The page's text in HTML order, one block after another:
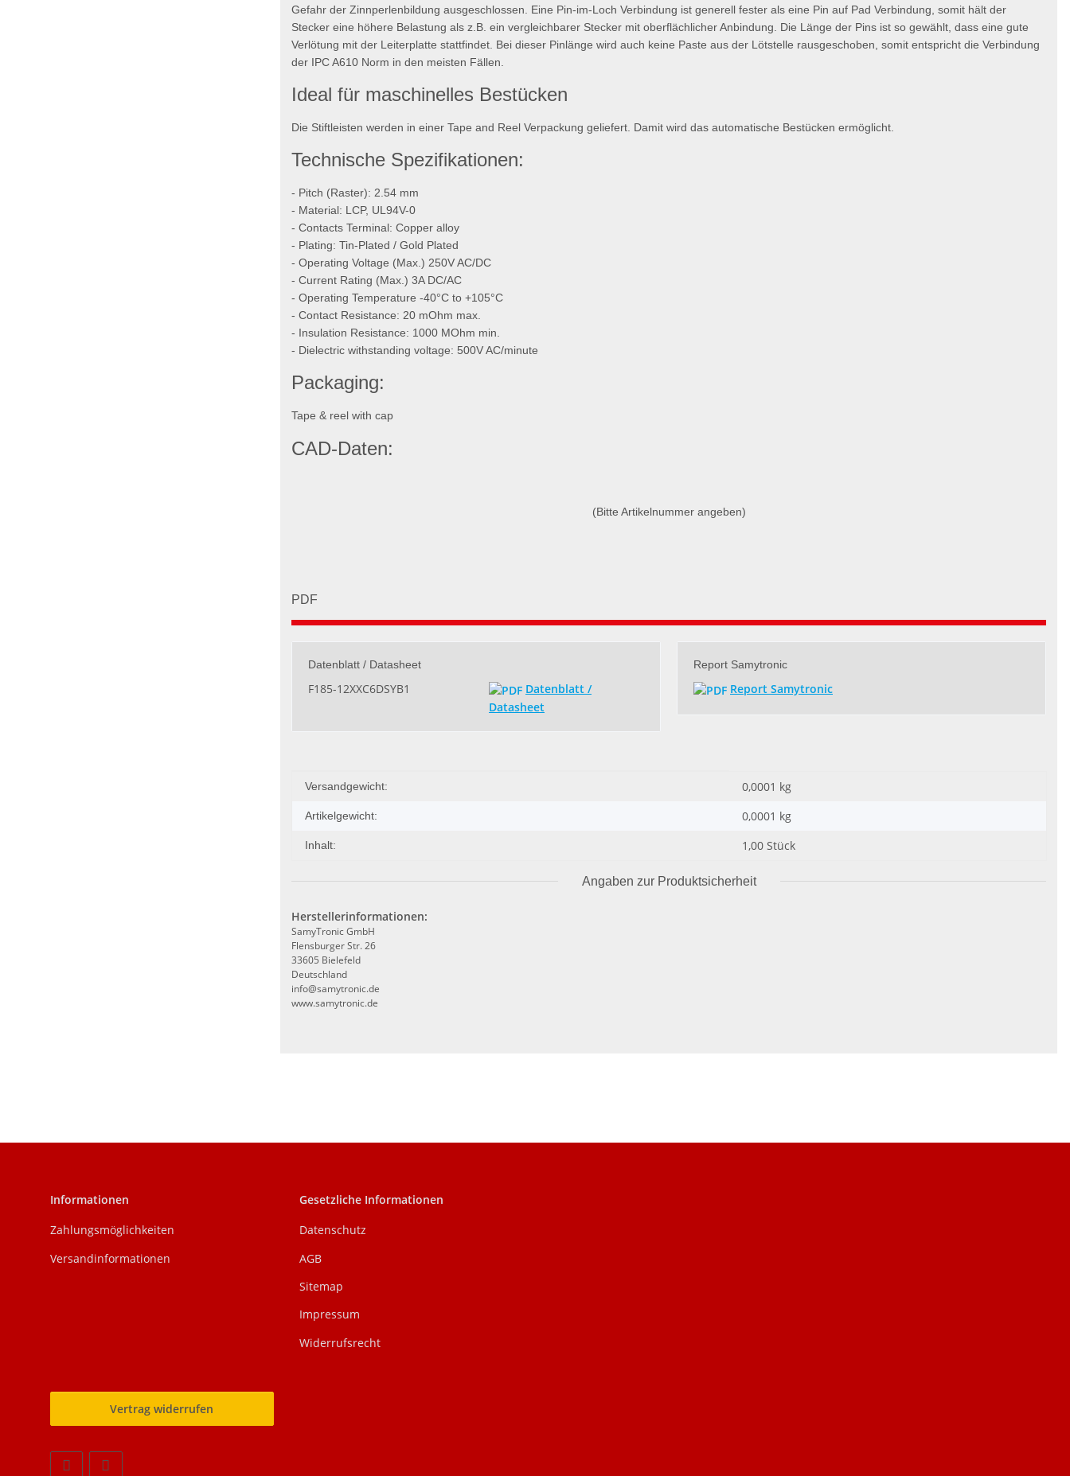
Gefahr der Zinnperlenbildung ausgeschlossen. Eine Pin-im-Loch Verbindung ist generell fester als eine Pin auf Pad Verbindung, somit hält der
Stecker eine höhere Belastung als z.B. ein vergleichbarer Stecker mit oberflächlicher Anbindung. Die Länge der Pins ist so gewählt, dass eine gute
Verlötung mit der Leiterplatte stattfindet. Bei dieser Pinlänge wird auch keine Paste aus der Lötstelle rausgeschoben, somit entspricht die Verbindung
der IPC A610 Norm in den meisten Fällen.
Ideal für maschinelles Bestücken
Die Stiftleisten werden in einer Tape and Reel Verpackung geliefert. Damit wird das automatische Bestücken ermöglicht.
Technische Spezifikationen:
- Pitch (Raster): 2.54 mm
- Material: LCP, UL94V-0
- Contacts Terminal: Copper alloy
- Plating: Tin-Plated / Gold Plated
- Operating Voltage (Max.) 250V AC/DC
- Current Rating (Max.) 3A DC/AC
- Operating Temperature -40°C to +105°C
- Contact Resistance: 20 mOhm max.
- Insulation Resistance: 1000 MOhm min.
- Dielectric withstanding voltage: 500V AC/minute
Packaging:
Tape & reel with cap
CAD-Daten:
(Bitte Artikelnummer angeben)
PDF
Datenblatt / Datasheet
F185-12XXC6DSYB1
Datenblatt /
Datasheet
Report Samytronic
Report Samytronic
Produkteigenschaft
Wert
Versandgewicht: 0,0001 kg
Artikelgewicht: 0,0001 kg
Inhalt: 1,00 Stück
Angaben zur Produktsicherheit
Herstellerinformationen:
SamyTronic GmbH
Flensburger Str. 26
33605 Bielefeld
Deutschland
info@samytronic.de
www.samytronic.de
Informationen
Zahlungsmöglichkeiten
Versandinformationen
Gesetzliche Informationen
Datenschutz
AGB
Sitemap
Impressum
Widerrufsrecht
Vertrag widerrufen